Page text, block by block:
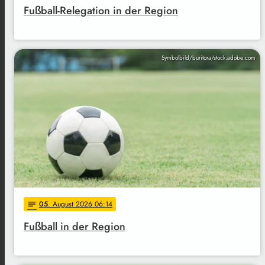
Fußball-Relegation in der Region
Symbolbild/buritora/stock.adobe.com
notes 05. August 2026 06:14
Fußball in der Region